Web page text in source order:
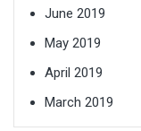
June 2019
May 2019
April 2019
March 2019